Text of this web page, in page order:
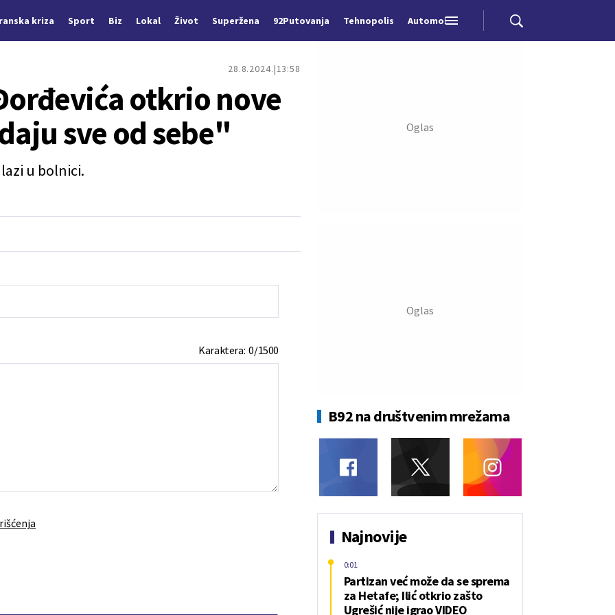
kriza Sport Biz Lokal Život Superžena 92Putovanja Tehnopolis Automobili
28.8.2024. 13:58
otkrio nove
sve od sebe"
u bolnici.
Karaktera:0/1500
B92 na društvenim mrežama
Najnovije
Partizan već može da se sprema
za Hetafe; Ilić otkrio zašto
Ugrešić nije igrao VIDEO
0:01